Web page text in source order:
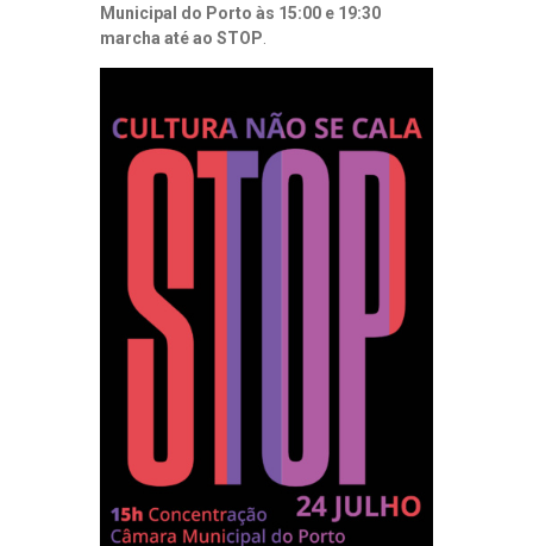
Municipal do Porto às 15:00 e 19:30
marcha até ao STOP.